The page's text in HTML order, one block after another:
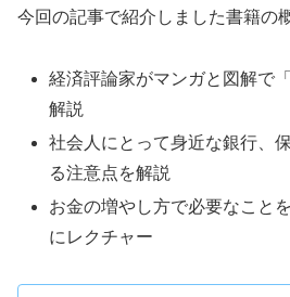
今回の記事で紹介しました書籍の
経済評論家がマンガと図解で
解説
社会人にとって身近な銀行、
る注意点を解説
お金の増やし方で必要なこと
にレクチャー